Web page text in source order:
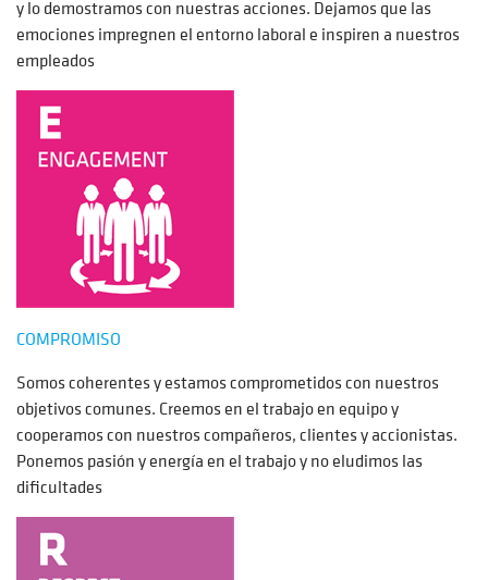
y lo demostramos con nuestras acciones. Dejamos que las
emociones impregnen el entorno laboral e inspiren a nuestros
empleados
COMPROMISO
Somos coherentes y estamos comprometidos con nuestros
objetivos comunes. Creemos en el trabajo en equipo y
cooperamos con nuestros compañeros, clientes y accionistas.
Ponemos pasión y energía en el trabajo y no eludimos las
dificultades